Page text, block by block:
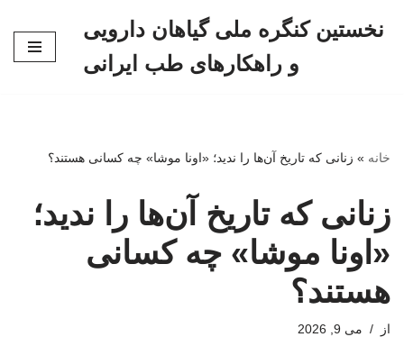
نخستین کنگره ملی گیاهان دارویی
و راهکارهای طب ایرانی
خانه » زنانی که تاریخ آن‌ها را ندید؛ «اونا موشا» چه کسانی هستند؟
زنانی که تاریخ آن‌ها را ندید؛
«اونا موشا» چه کسانی
هستند؟
از می 9, 2026